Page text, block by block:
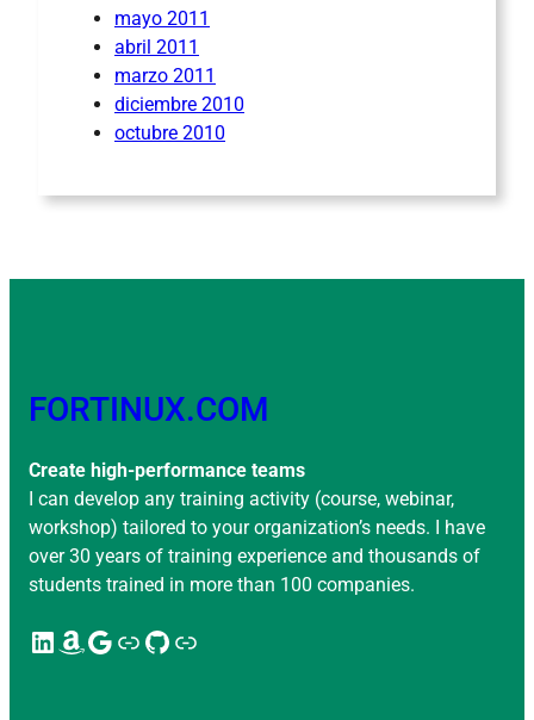
mayo 2011
abril 2011
marzo 2011
diciembre 2010
octubre 2010
FORTINUX.COM
Create high-performance teams
I can develop any training activity (course, webinar,
workshop) tailored to your organization’s needs. I have
over 30 years of training experience and thousands of
students trained in more than 100 companies.
LinkedIn Amazon Google Enlace GitHub Enlace